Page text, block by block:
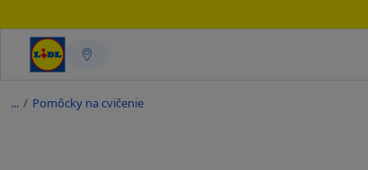
/ Pomôcky na cvičenie